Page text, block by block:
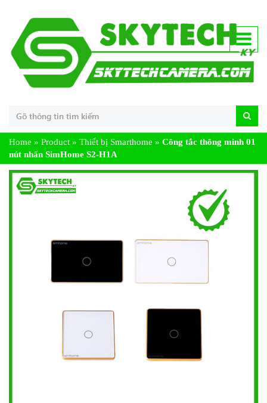
Home » Product » Thiết bị Smarthome » Công tắc thông minh 01
nút nhấn SimHome S2-H1A